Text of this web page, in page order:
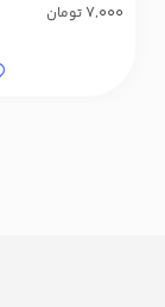
7,000تومان